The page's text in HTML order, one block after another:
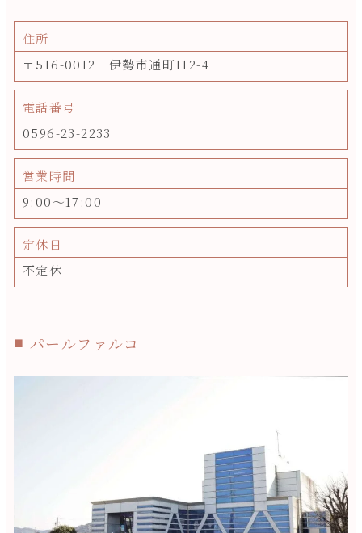
住所
〒516-0012 伊勢市通町112-4
電話番号
0596-23-2233
営業時間
9:00～17:00
定休日
不定休
パールファルコ